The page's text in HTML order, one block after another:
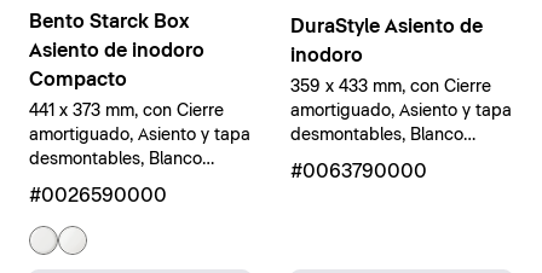
Bento Starck Box
Asiento de inodoro
Compacto
441 x 373 mm, con Cierre
amortiguado, Asiento y tapa
desmontables, Blanco
brillante
#0026590000
DuraStyle Asiento de
inodoro
359 x 433 mm, con Cierre
amortiguado, Asiento y tapa
desmontables, Blanco
#0063790000